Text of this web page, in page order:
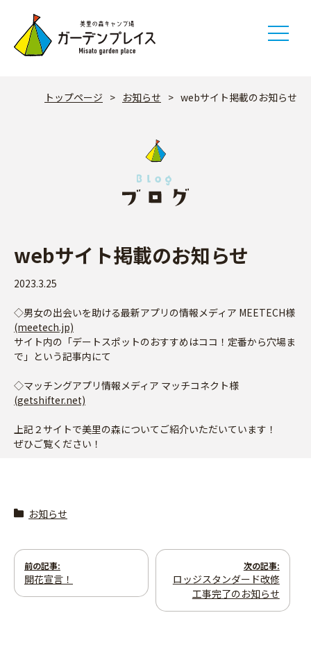
content
トップページ > お知らせ > webサイト掲載のお知らせ
webサイト掲載のお知らせ
2023.3.25
◇男女の出会いを助ける最新アプリの情報メディア MEETECH様
(meetech.jp)
サイト内の「デートスポットのおすすめはココ！定番から穴場ま
で」という記事内にて
◇マッチングアプリ情報メディア マッチコネクト様
(getshifter.net)
上記２サイトで美里の森についてご紹介いただいています！
ぜひご覧ください！
お知らせ
投
稿
前の記事:
開花宣言！
次の記事:
ロッジスタンダード改修
工事完了のお知らせ